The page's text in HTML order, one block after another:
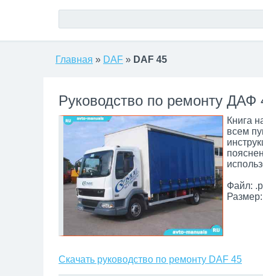
Главная » DAF » DAF 45
Руководство по ремонту ДАФ
Книга
всем
Файл:
Скачать руководство по ремонту DAF 45